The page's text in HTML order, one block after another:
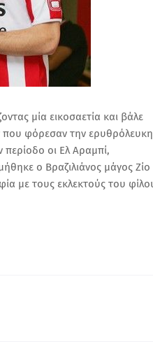
μία εικοσαετία και βάλε
που φόρεσαν την ερυθρόλευκη
περίοδο οι Ελ Αραμπί,
ο Βραζιλιάνος μάγος Ζίο
με τους εκλεκτούς του